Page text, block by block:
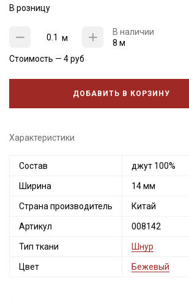
В розницу
м
В наличии
8 м
Стоимость — 4руб
ДОБАВИТЬ В КОРЗИНУ
Характеристики
Состав джут 100%
Ширина 14 мм
Страна производитель Китай
Артикул 008142
Тип ткани Шнур
Цвет Бежевый
Секретная рассылка от Купава
Мы публикуем здесь
промокоды и скидки до 30%
категории тканей
Электронная почта